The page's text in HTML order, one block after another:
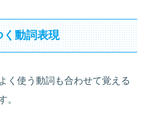
く動詞表現
く使う動詞も合わせて覚える
。